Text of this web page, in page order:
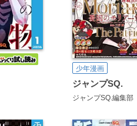
少年漫画
ジャンプSQ.
ジャンプSQ.編集部